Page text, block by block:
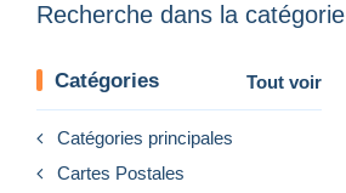
Recherche dans la catégorie
Catégories Tout voir
Catégories principales
Cartes Postales